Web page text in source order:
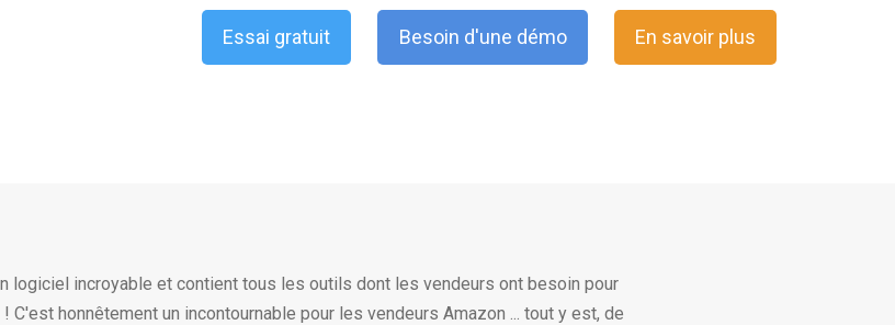
Essai gratuit Besoin d'une démo En savoir plus
logiciel incroyable et contient tous les outils dont les vendeurs ont besoin pour
C'est honnêtement un incontournable pour les vendeurs Amazon ... tout y est, de